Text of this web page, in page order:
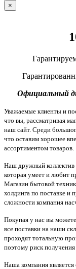
×
Официальный
Уважаемые клиенты и
что вы, рассматривая
наш сайт. Среди
что оставим хорошее
ассортиментом товаров.
Наш дружный коллектив
которая умеет и любит
Магазин бытовой
холдинга по поставке и
сложности компания
Покупая у нас вы
все поставки на наши
проходят тотальную
поэтому риск получения
Наша компания